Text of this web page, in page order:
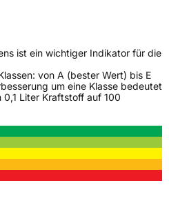
ist ein wichtiger Indikator für die
von A (bester Wert) bis E
um eine Klasse bedeutet
Liter Kraftstoff auf 100